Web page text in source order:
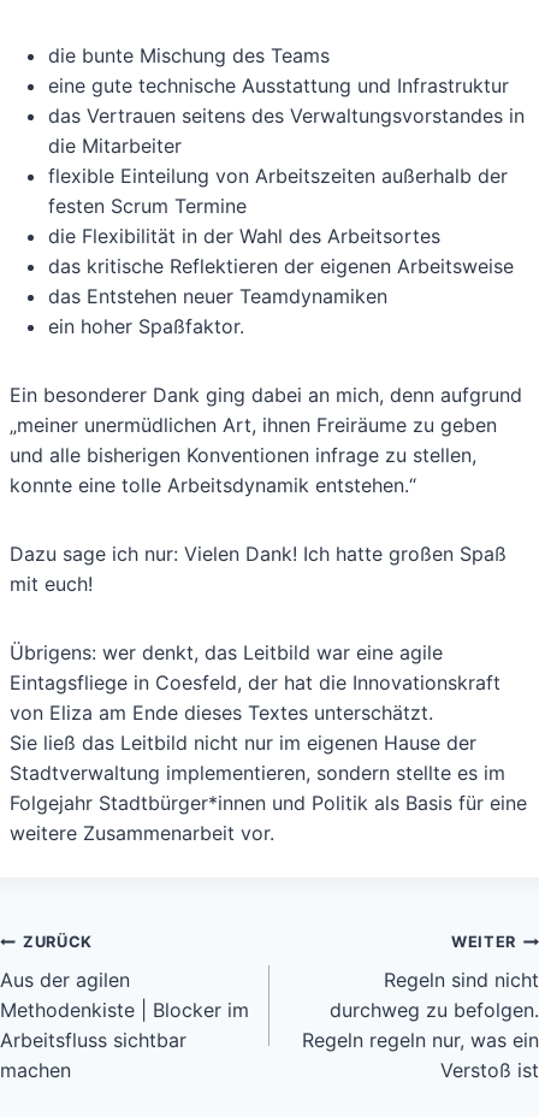
die bunte Mischung des Teams
eine gute technische Ausstattung und Infrastruktur
das Vertrauen seitens des Verwaltungsvorstandes in
die Mitarbeiter
flexible Einteilung von Arbeitszeiten außerhalb der
festen Scrum Termine
die Flexibilität in der Wahl des Arbeitsortes
das kritische Reflektieren der eigenen Arbeitsweise
das Entstehen neuer Teamdynamiken
ein hoher Spaßfaktor.
Ein besonderer Dank ging dabei an mich, denn aufgrund
„meiner unermüdlichen Art, ihnen Freiräume zu geben
und alle bisherigen Konventionen infrage zu stellen,
konnte eine tolle Arbeitsdynamik entstehen.“
Dazu sage ich nur: Vielen Dank! Ich hatte großen Spaß
mit euch!
Übrigens: wer denkt, das Leitbild war eine agile
Eintagsfliege in Coesfeld, der hat die Innovationskraft
von Eliza am Ende dieses Textes unterschätzt.
Sie ließ das Leitbild nicht nur im eigenen Hause der
Stadtverwaltung implementieren, sondern stellte es im
Folgejahr Stadtbürger*innen und Politik als Basis für eine
weitere Zusammenarbeit vor.
Beitragsnavigation
ZURÜCK
Aus der agilen
Methodenkiste | Blocker im
Arbeitsfluss sichtbar
machen
WEITER
Regeln sind nicht
durchweg zu befolgen.
Regeln regeln nur, was ein
Verstoß ist